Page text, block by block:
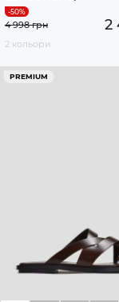
2
4 998 грн
2 кольори
PREMIUM